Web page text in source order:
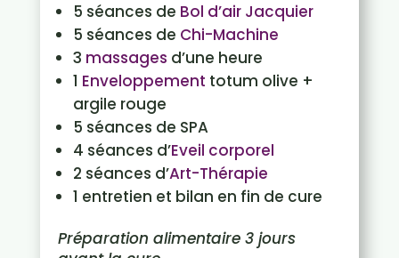
5 séances de Bol d’air Jacquier
5 séances de Chi-Machine
3 massages d’une heure
1 Enveloppement totum olive +
argile rouge
5 séances de SPA
4 séances d’Eveil corporel
2 séances d’Art-Thérapie
1 entretien et bilan en fin de cure
Préparation alimentaire 3 jours